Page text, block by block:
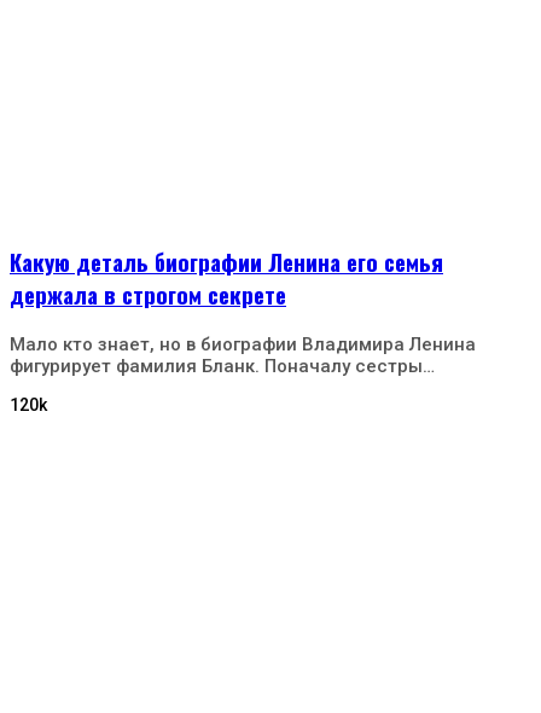
Какую деталь биографии Ленина его семья
держала в строгом секрете
Мало кто знает, но в биографии Владимира Ленина
фигурирует фамилия Бланк. Поначалу сестры…
120k